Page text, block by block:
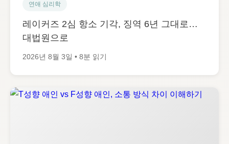
연애 심리학
레이커즈 2심 항소 기각, 징역 6년 그대로…
대법원으로
2026년 8월 3일 • 8분 읽기